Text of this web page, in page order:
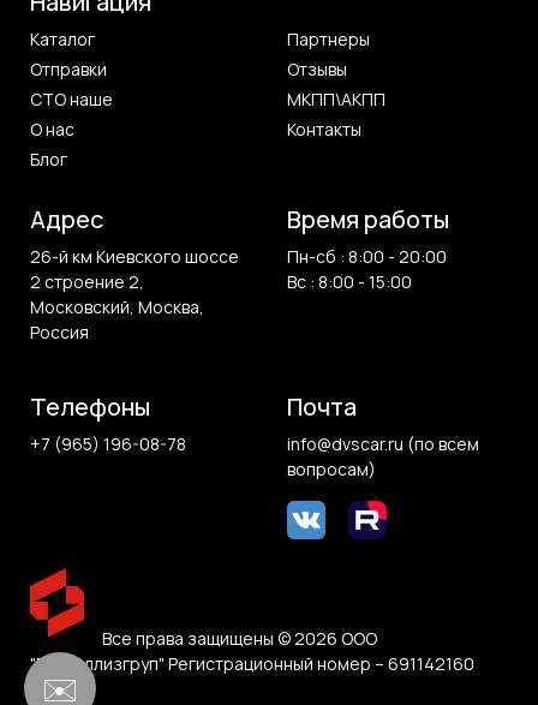
Все права защищены © 2026 ООО
"Белвиллизгруп" Регистрационный номер – 691142160
Каталог
Партнеры
Отправки
Отзывы
СТО наше
МКПП\АКПП
О нас
Контакты
Блог
Адрес
26-й км Киевского шоссе
2 строение 2,
Московский, Москва,
Россия
Время работы
Пн-сб : 8:00 - 20:00
Вс : 8:00 - 15:00
Телефоны
+7 (965) 196-08-78
Почта
info@dvscar.ru (по всем
вопросам)
✉️